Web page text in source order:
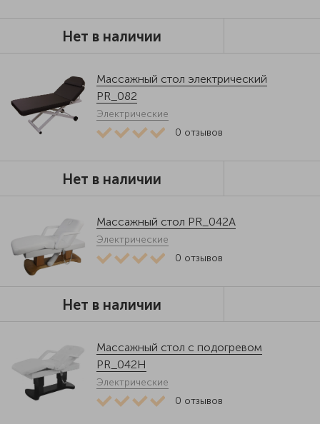
Нет в наличии
Массажный стол электрический
PR_082
Электрические
0 отзывов
Нет в наличии
Массажный стол PR_042A
Электрические
0 отзывов
Нет в наличии
Массажный стол с подогревом
PR_042H
Электрические
0 отзывов